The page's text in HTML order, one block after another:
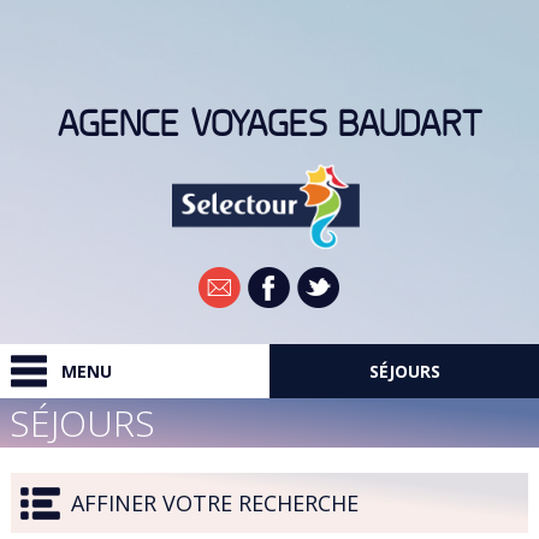
AGENCE VOYAGES BAUDART
Newsletter
MENU SÉJOURS
SÉJOURS
AFFINER VOTRE RECHERCHE